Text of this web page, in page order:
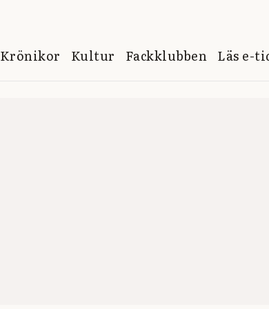
Krönikor Kultur Fackklubben Läs e-